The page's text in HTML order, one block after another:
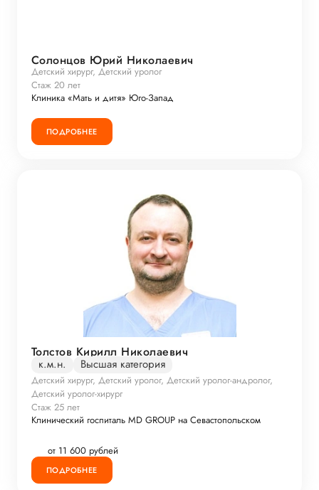
Солонцов Юрий Николаевич
Детский хирург, Детский уролог
Стаж 20 лет
Клиника «Мать и дитя» Юго-Запад
ПОДРОБНЕЕ
Толстов Кирилл Николаевич
к.м.н. Высшая категория
Детский хирург, Детский уролог, Детский уролог-андролог,
Детский уролог-хирург
Стаж 25 лет
Клинический госпиталь MD GROUP на Севастопольском
от 11 600 рублей
ПОДРОБНЕЕ